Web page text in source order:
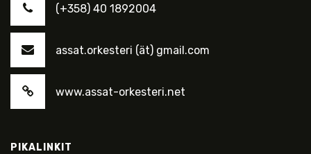
(+358) 40 1892004
assat.orkesteri (ät) gmail.com
www.assat-orkesteri.net
PIKALINKIT